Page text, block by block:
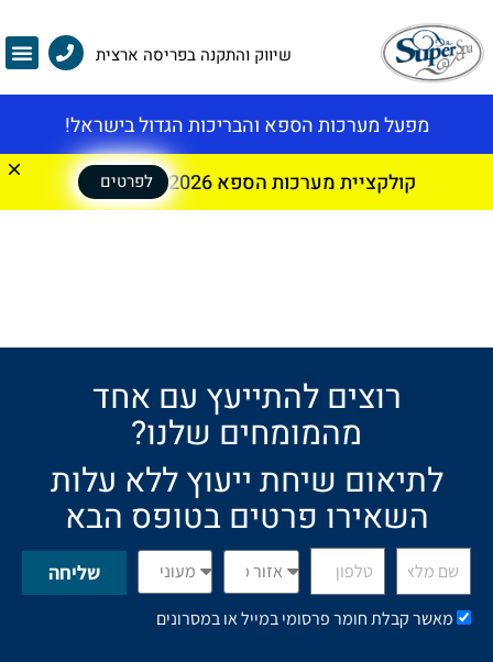
שיווק והתקנה בפריסה ארצית
מפעל מערכות הספא והבריכות הגדול בישראל!
קולקציית מערכות הספא 2026
לפרטים
רוצים להתייעץ עם אחד
מהמומחים שלנו?
לתיאום שיחת ייעוץ ללא עלות
השאירו פרטים בטופס הבא
מאשר קבלת חומר פרסומי במייל או במסרונים
שליחה